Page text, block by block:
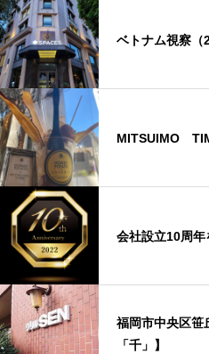
ベトナム視察（
MITSUIMO
会社設立10周年
福岡市中央区
「千」】